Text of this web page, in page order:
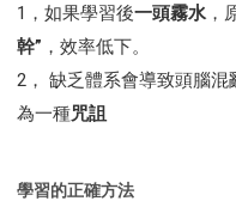
研習會02 - 得勝教會的啟示
研習會03 - 醫治釋放特會
1，如果學習後一頭霧水，
幹” ，效率低下。
2， 缺乏體系會導致頭腦
為一種咒詛
學習的正確方法